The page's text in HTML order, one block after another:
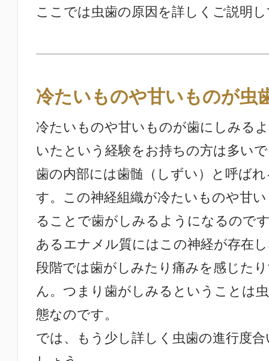
ここでは虫歯の原因を詳しくご説明
冷たいものや甘いものが虫
冷たいものや甘いものが歯にしみる
いたという経験をお持ちの方は多い
歯の内部には歯髄（しずい）と呼ば
す。この神経組織が冷たいものや甘
ることで歯がしみるようになるので
あるエナメル質にはこの神経が存在
段階では歯がしみたり痛みを感じた
ん。つまり歯がしみるということは
態なのです。
では、もう少し詳しく虫歯の進行度